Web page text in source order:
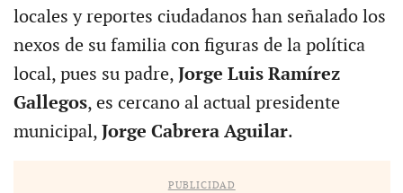
locales y reportes ciudadanos han señalado los
nexos de su familia con figuras de la política
local, pues su padre, Jorge Luis Ramírez
Gallegos, es cercano al actual presidente
municipal, Jorge Cabrera Aguilar.
PUBLICIDAD